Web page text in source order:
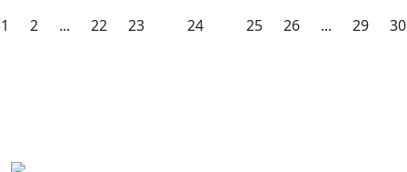
1 2 ... 22 23 24 25 26 ... 29 30